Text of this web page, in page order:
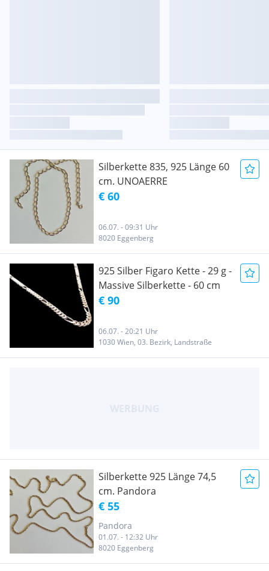
Silberkette 835, 925 Länge 60
cm. UNOAERRE
€ 60
06.07. - 09:31 Uhr
8020 Eggenberg
925 Silber Figaro Kette - 29 g -
Massive Silberkette - 60 cm
€ 90
06.07. - 20:21 Uhr
1030 Wien, 03. Bezirk, Landstraße
Silberkette 925 Länge 74,5
cm. Pandora
€ 55
Pandora
01.07. - 12:32 Uhr
8020 Eggenberg